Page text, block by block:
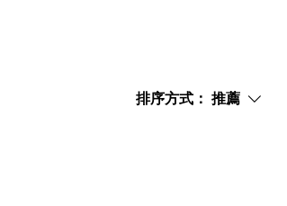
排序方式： 推薦